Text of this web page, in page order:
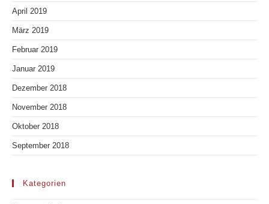
April 2019
März 2019
Februar 2019
Januar 2019
Dezember 2018
November 2018
Oktober 2018
September 2018
Kategorien